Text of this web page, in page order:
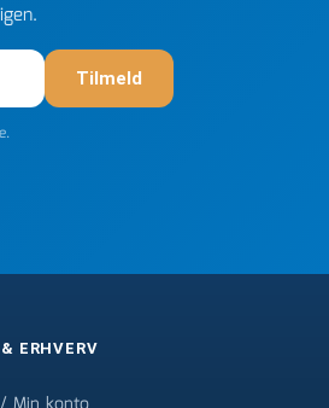
Tilmeld
ERHVERV